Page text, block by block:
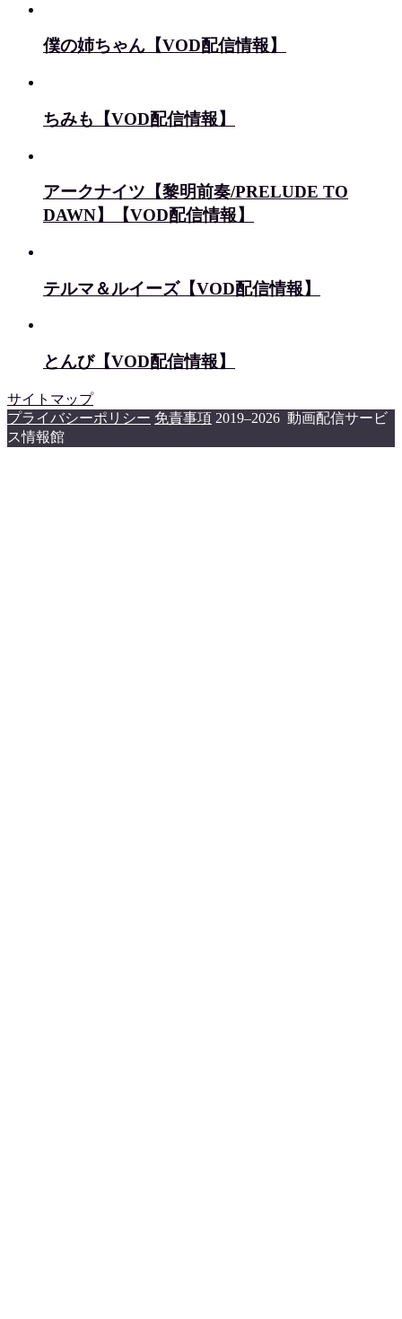
僕の姉ちゃん【VOD配信情報】
ちみも【VOD配信情報】
アークナイツ【黎明前奏/PRELUDE TO
DAWN】【VOD配信情報】
テルマ＆ルイーズ【VOD配信情報】
とんび【VOD配信情報】
サイトマップ
プライバシーポリシー 免責事項 2019–2026 動画配信サービ
ス情報館